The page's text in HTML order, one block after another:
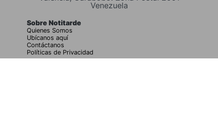
Venezuela
Sobre Notitarde
Quienes Somos
Ubícanos aquí
Contáctanos
Políticas de Privacidad